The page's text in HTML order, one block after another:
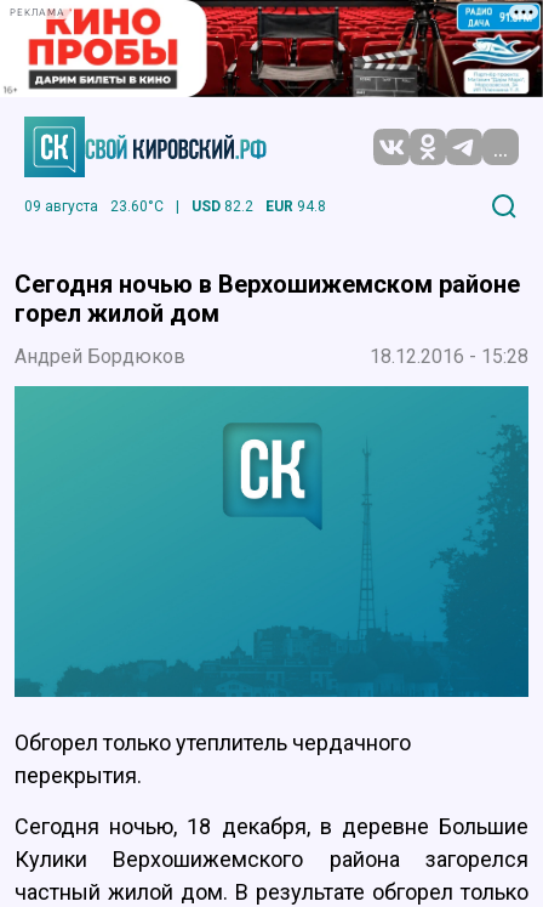
РЕКЛАМА
...
09 августа 23.60°C | USD 82.2 EUR 94.8
Сегодня ночью в Верхошижемском районе
горел жилой дом
Андрей Бордюков 18.12.2016 - 15:28
Обгорел только утеплитель чердачного
перекрытия.
Сегодня ночью, 18 декабря, в деревне Большие
Кулики Верхошижемского района загорелся
частный жилой дом. В результате обгорел только